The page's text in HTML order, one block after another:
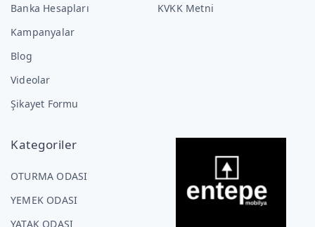
Banka Hesapları
Kampanyalar
Blog
Videolar
Şikayet Formu
KVKK Metni
Kategoriler
OTURMA ODASI
YEMEK ODASI
YATAK ODASI